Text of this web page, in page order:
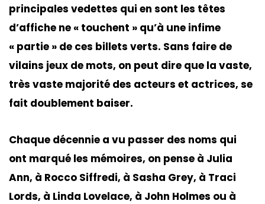
principales vedettes qui en sont les têtes
d’affiche ne « touchent » qu’à une infime
« partie » de ces billets verts. Sans faire de
vilains jeux de mots, on peut dire que la vaste,
très vaste majorité des acteurs et actrices, se
fait doublement baiser.
Chaque décennie a vu passer des noms qui
ont marqué les mémoires, on pense à Julia
Ann, à Rocco Siffredi, à Sasha Grey, à Traci
Lords, à Linda Lovelace, à John Holmes ou à